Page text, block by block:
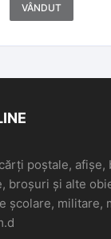
VÂNDUT
poștale, afișe,
broșuri și alte
școlare, militare,